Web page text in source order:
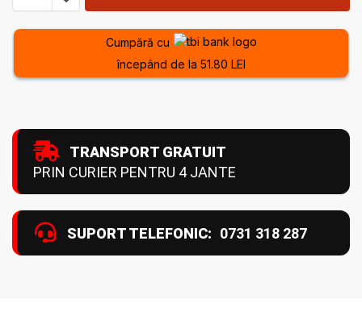
Cumpără cu
începând de la 51.80 LEI
TRANSPORT GRATUIT
PRIN CURIER PENTRU 4 JANTE
SUPORT TELEFONIC: 0731 318 287